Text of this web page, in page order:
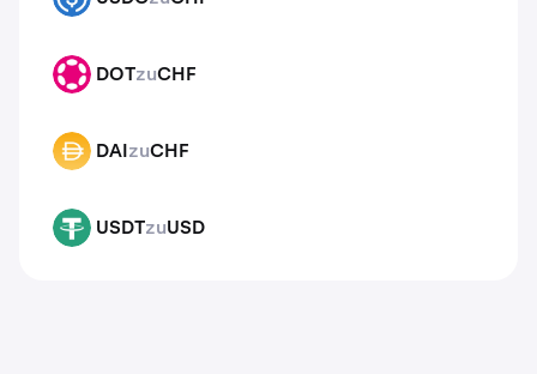
DOTzuCHF
DAI DAIzuCHF
USDT USDTzuUSD